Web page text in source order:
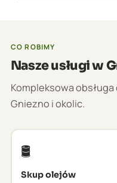
CO ROBIMY
Nasze usługi w
Kompleksowa
Gniezno i okolic.
🛢️
Skup olejów